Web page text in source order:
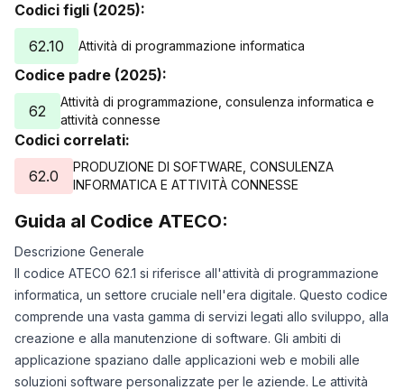
Codici figli (2025):
62.10
Attività di programmazione informatica
Codice padre (2025):
62
Attività di programmazione, consulenza informatica e
attività connesse
Codici correlati:
62.0
PRODUZIONE DI SOFTWARE, CONSULENZA
INFORMATICA E ATTIVITÀ CONNESSE
Guida al Codice ATECO:
Descrizione Generale
Il codice ATECO 62.1 si riferisce all'attività di programmazione
informatica, un settore cruciale nell'era digitale. Questo codice
comprende una vasta gamma di servizi legati allo sviluppo, alla
creazione e alla manutenzione di software. Gli ambiti di
applicazione spaziano dalle applicazioni web e mobili alle
soluzioni software personalizzate per le aziende. Le attività